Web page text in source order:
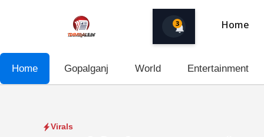
3 Home
Home Gopalganj World Entertainment
Virals